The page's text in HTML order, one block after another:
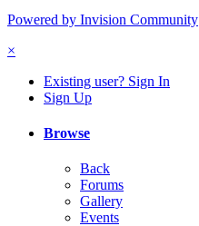
Powered by Invision Community
×
Existing user? Sign In
Sign Up
Browse
Back
Forums
Gallery
Events